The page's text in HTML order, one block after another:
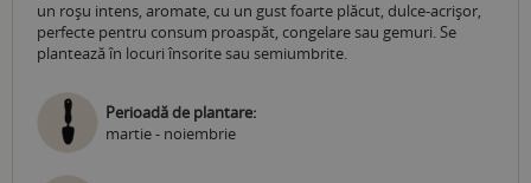
un roșu intens, aromate, cu un gust foarte plăcut, dulce-acrișor,
perfecte pentru consum proaspăt, congelare sau gemuri. Se
plantează în locuri însorite sau semiumbrite.
Perioadă de plantare:
martie - noiembrie